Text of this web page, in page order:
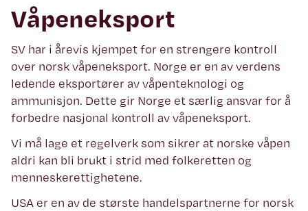
Våpeneksport
SV har i årevis kjempet for en strengere kontroll
over norsk våpeneksport. Norge er en av verdens
ledende eksportører av våpenteknologi og
ammunisjon. Dette gir Norge et særlig ansvar for å
forbedre nasjonal kontroll av våpeneksport.
Vi må lage et regelverk som sikrer at norske våpen
aldri kan bli brukt i strid med folkeretten og
menneskerettighetene.
USA er en av de største handelspartnerne for norsk